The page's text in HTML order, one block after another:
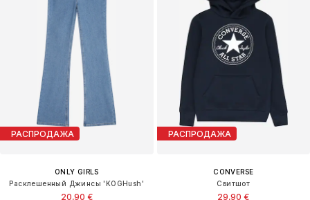
РАСПРОДАЖА
ONLY GIRLS
Расклешенный Джинсы 'KOGHush'
20,90 €
РАСПРОДАЖА
CONVERSE
Свитшот
29,90 €